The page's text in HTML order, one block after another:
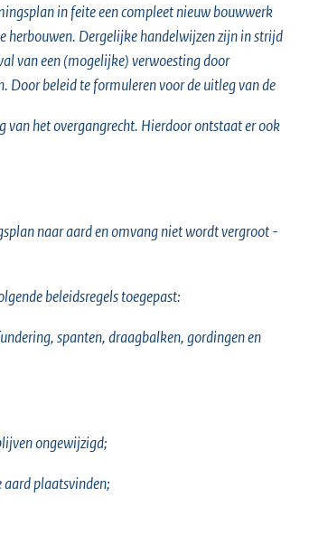
in feite een compleet nieuw bouwwerk
herbouwen. Dergelijke handelwijzen zijn in strijd
van een (mogelijke) verwoesting door
Door beleid te formuleren voor de uitleg van de
van het overgangrecht. Hierdoor ontstaat er ook
naar aard en omvang niet wordt vergroot -
beleidsregels toegepast:
spanten, draagbalken, gordingen en
ongewijzigd;
plaatsvinden;